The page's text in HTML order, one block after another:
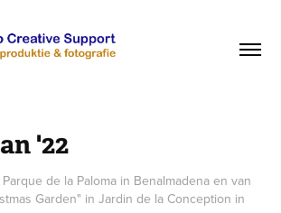
'22
de la Paloma in Benalmadena en van
Garden" in Jardin de la Conception in